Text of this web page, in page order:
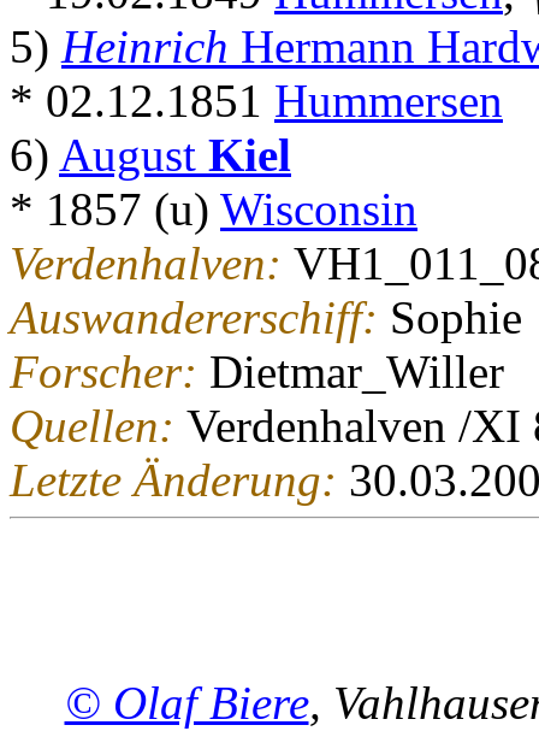
5) Heinrich Hermann
* 02.12.1851 Hummersen
6) August Kiel
* 1857 (u) Wisconsin
Verdenhalven:
Auswandererschiff: Sophie
Forscher: Dietmar_Willer
Quellen: Verdenhalven /XI
Letzte Änderung:
© Olaf Biere,